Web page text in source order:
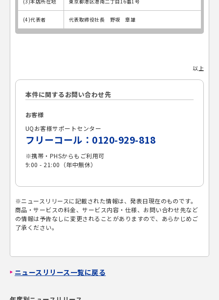
(4)代表者 代表取締役社長 野坂 章雄
以上
本件に関するお問い合わせ先
お客様
UQお客様サポートセンター
フリーコール：0120-929-818
※携帯・PHSからもご利用可
9:00 - 21:00（年中無休）
※ニュースリリースに記載された情報は、発表日現在のものです。
商品・サービスの料金、サービス内容・仕様、お問い合わせ先など
の情報は予告なしに変更されることがありますので、あらかじめご
了承ください。
ニュースリリース一覧に戻る